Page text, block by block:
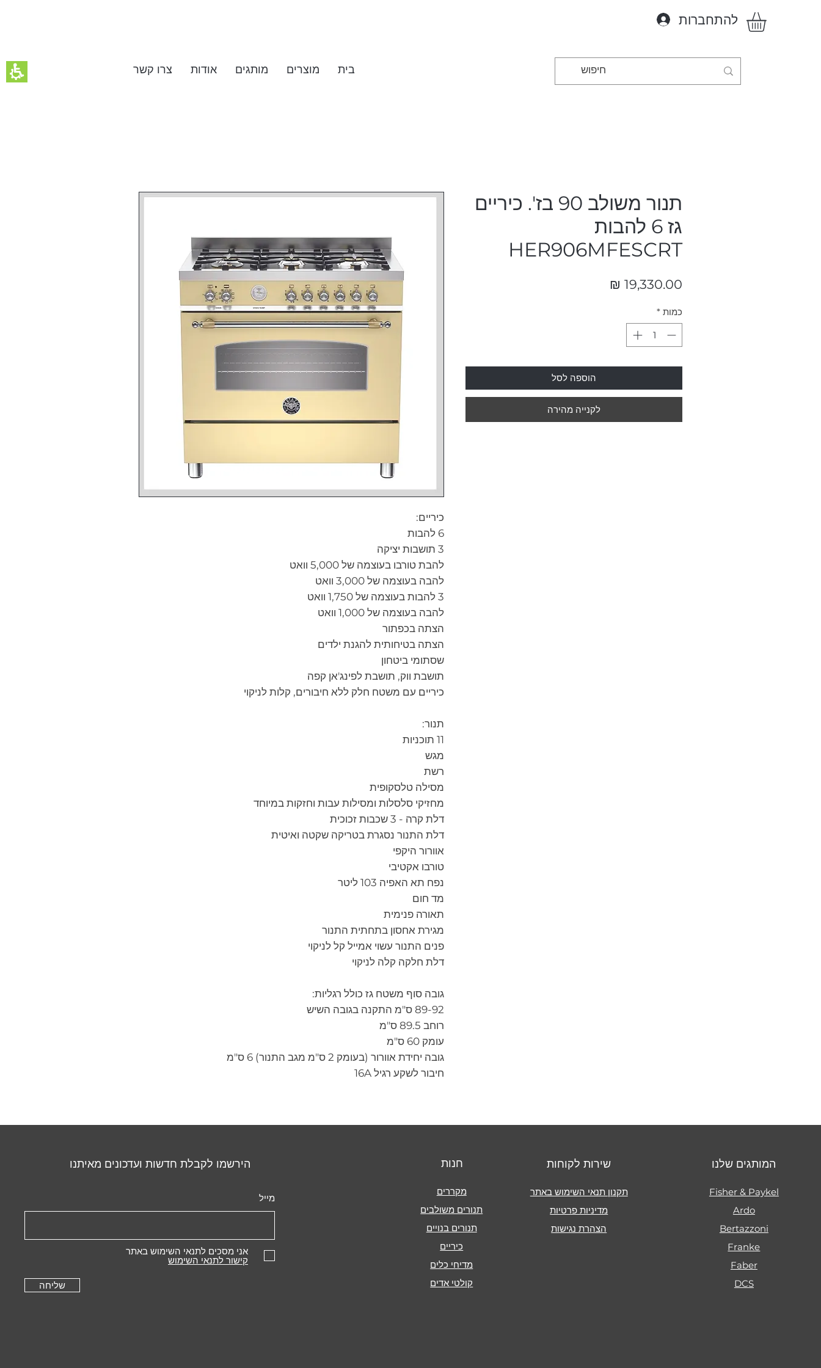
בית מוצרים מותגים אודות צרו קשר
להתחברות
כיריים:
6 להבות
3 תושבות יציקה
להבת טורבו בעוצמה של 5,000 וואט
להבה בעוצמה של 3,000 וואט
3 להבות בעוצמה של 1,750 וואט
להבה בעוצמה של 1,000 וואט
הצתה בכפתור
הצתה בטיחותית להגנת ילדים
שסתומי ביטחון
תושבת ווק, תושבת לפינג'אן קפה
כיריים עם משטח חלק ללא חיבורים, קלות לניקוי
תנור:
11 תוכניות
מגש
רשת
מסילה טלסקופית
מחזיקי סלסלות ומסילות עבות וחזקות במיוחד
דלת קרה - 3 שכבות זכוכית
דלת התנור נסגרת בטריקה שקטה ואיטית
אוורור היקפי
טורבו אקטיבי
נפח תא האפיה 103 ליטר
מד חום
תאורה פנימית
מגירת אחסון בתחתית התנור
פנים התנור עשוי אמייל קל לניקוי
דלת חלקה קלה לניקוי
גובה סוף משטח גז כולל רגליות:
89-92 ס"מ התקנה בגובה השיש
רוחב 89.5 ס"מ
עומק 60 ס"מ
גובה יחידת אוורור (בעומק 2 ס"מ מגב התנור) 6 ס"מ
חיבור לשקע רגיל 16A
תנור משולב 90 בז'. כיריים
גז 6 להבות
HER906MFESCRT
כמות *
הוספה לסל
לקנייה מהירה
הירשמו לקבלת חדשות ועדכונים מאיתנו
מייל
אני מסכים לתנאי השימוש באתר
קישור לתנאי השימוש
שליחה
חנות
מקררים
תנורים משולבים
תנורים בנויים
כיריים
מדיחי כלים
קולטי אדים
שירות לקוחות
תקנון תנאי השימוש באתר
מדיניות פרטיות
הצהרת נגישות
המותגים שלנו
Fisher & Paykel
Ardo
Bertazzoni
Franke
Faber
DCS